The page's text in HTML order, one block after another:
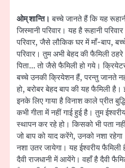
ओम् शान्ति। बच्चे जानते हैं कि यह
जिस्मानी परिवार। यह है रूहानी
परिवार, जैसे लौकिक घर में माँ-बाप,
परिवार। तुम अभी बेहद की फैमिली
पिता… तो जैसे फैमिली हो गये।
बच्चे उनकी क्रियेशन हैं, परन्तु जानते
हो, बरोबर बेहद बाप की यह फैमिली है।
इनके लिए गाया है विनाश काले प्रीत
कभी गीता में नहीं गाई हुई है। तुम
स्थापन कर रहे हो। किसको भी पता
जो बाप को याद करेंगे, उनको नशा
नशा उतर जायेगा। यह ईश्वरीय
दैवी राजधानी में आयेंगे। वहाँ है दैवी